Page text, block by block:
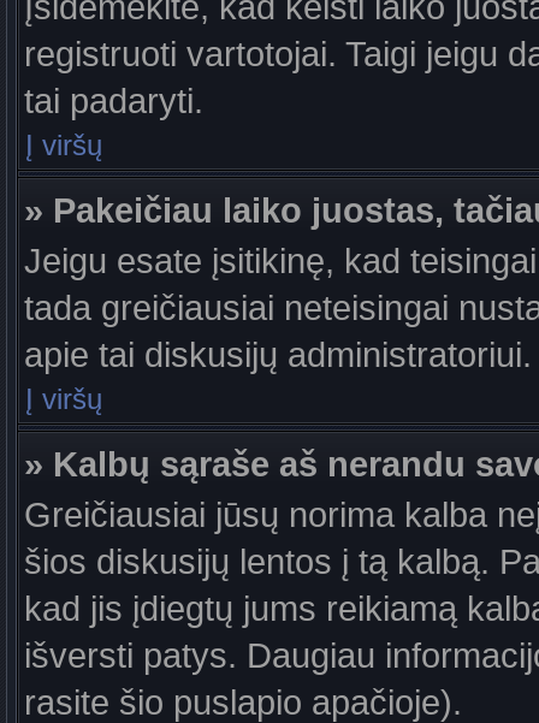
registruoti vartotojai. Taigi jeigu
tai padaryti.
Į viršų
» Pakeičiau laiko juostas,
Jeigu esate įsitikinę, kad
tada greičiausiai neteisingai
apie tai diskusijų administratoriui.
Į viršų
» Kalbų sąraše aš nerandu
Greičiausiai jūsų norima kalba
šios diskusijų lentos į tą kalbą.
kad jis įdiegtų jums reikiamą
išversti patys. Daugiau
rasite šio puslapio apačioje).